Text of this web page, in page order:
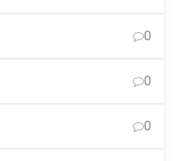
0
0
0